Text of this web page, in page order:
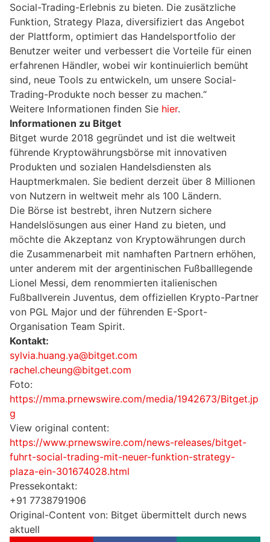
Social-Trading-Erlebnis zu bieten. Die zusätzliche
Funktion, Strategy Plaza, diversifiziert das Angebot
der Plattform, optimiert das Handelsportfolio der
Benutzer weiter und verbessert die Vorteile für einen
erfahrenen Händler, wobei wir kontinuierlich bemüht
sind, neue Tools zu entwickeln, um unsere Social-
Trading-Produkte noch besser zu machen.“
Weitere Informationen finden Sie hier.
Informationen zu Bitget
Bitget wurde 2018 gegründet und ist die weltweit
führende Kryptowährungsbörse mit innovativen
Produkten und sozialen Handelsdiensten als
Hauptmerkmalen. Sie bedient derzeit über 8 Millionen
von Nutzern in weltweit mehr als 100 Ländern.
Die Börse ist bestrebt, ihren Nutzern sichere
Handelslösungen aus einer Hand zu bieten, und
möchte die Akzeptanz von Kryptowährungen durch
die Zusammenarbeit mit namhaften Partnern erhöhen,
unter anderem mit der argentinischen Fußballlegende
Lionel Messi, dem renommierten italienischen
Fußballverein Juventus, dem offiziellen Krypto-Partner
von PGL Major und der führenden E-Sport-
Organisation Team Spirit.
Kontakt:
sylvia.huang.ya@bitget.com
rachel.cheung@bitget.com
Foto:
https://mma.prnewswire.com/media/1942673/Bitget.jp
g
View original content:
https://www.prnewswire.com/news-releases/bitget-
fuhrt-social-trading-mit-neuer-funktion-strategy-
plaza-ein-301674028.html
Pressekontakt:
+91 7738791906
Original-Content von: Bitget übermittelt durch news
aktuell